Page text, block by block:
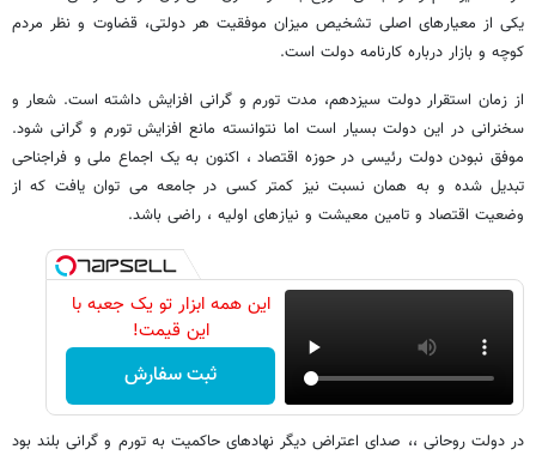
یکی از معیارهای اصلی تشخیص میزان موفقیت هر دولتی، قضاوت و نظر مردم
کوچه و بازار درباره کارنامه دولت است.
از زمان استقرار دولت سیزدهم، مدت تورم و گرانی افزایش داشته است. شعار و
سخنرانی در این دولت بسیار است اما نتوانسته مانع افزایش تورم و گرانی شود.
موفق نبودن دولت رئیسی در حوزه اقتصاد ، اکنون به یک اجماع ملی و فراجناحی
تبدیل شده و به همان نسبت نیز کمتر کسی در جامعه می توان یافت که از
وضعیت اقتصاد و تامین معیشت و نیازهای اولیه ، راضی باشد.
این همه ابزار تو یک جعبه با
این قیمت!
ثبت سفارش
در دولت روحانی ،، صدای اعتراض دیگر نهادهای حاکمیت به تورم و گرانی بلند بود